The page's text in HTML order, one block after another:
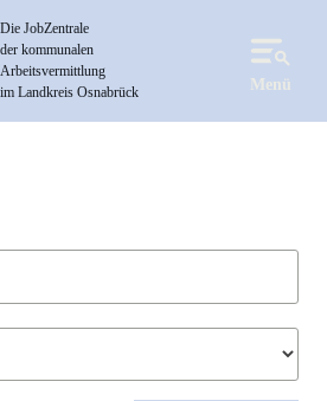
Die JobZentrale
der kommunalen
Arbeitsvermittlung
im Landkreis Osnabrück
Menü